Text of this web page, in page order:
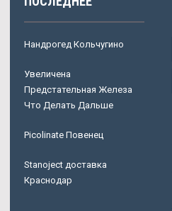
Нандрогед Кольчугино
Увеличена
Предстательная Железа
Что Делать Дальше
Picolinate Повенец
Stanoject доставка
Краснодар